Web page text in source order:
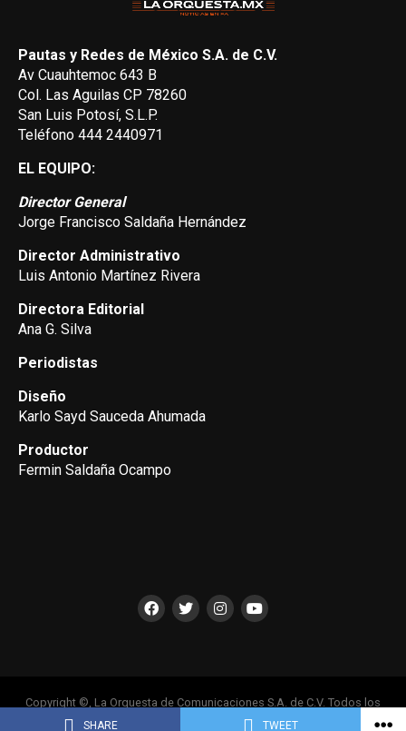
SHARE TWEET
Pautas y Redes de México S.A. de C.V.
Av Cuauhtemoc 643 B
Col. Las Aguilas CP 78260
San Luis Potosí, S.L.P.
Teléfono 444 2440971
EL EQUIPO:
Director General
Jorge Francisco Saldaña Hernández
Director Administrativo
Luis Antonio Martínez Rivera
Directora Editorial
Ana G. Silva
Periodistas
Diseño
Karlo Sayd Sauceda Ahumada
Productor
Fermin Saldaña Ocampo
Copyright ©, La Orquesta de Comunicaciones S.A. de C.V. Todos los
Derechos Reservados